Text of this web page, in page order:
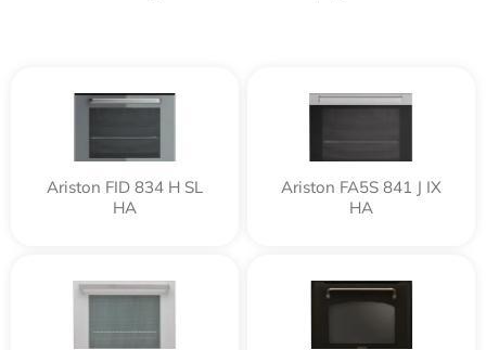
Ariston FID 834 H SL
HA
Ariston FA5S 841 J IX
HA